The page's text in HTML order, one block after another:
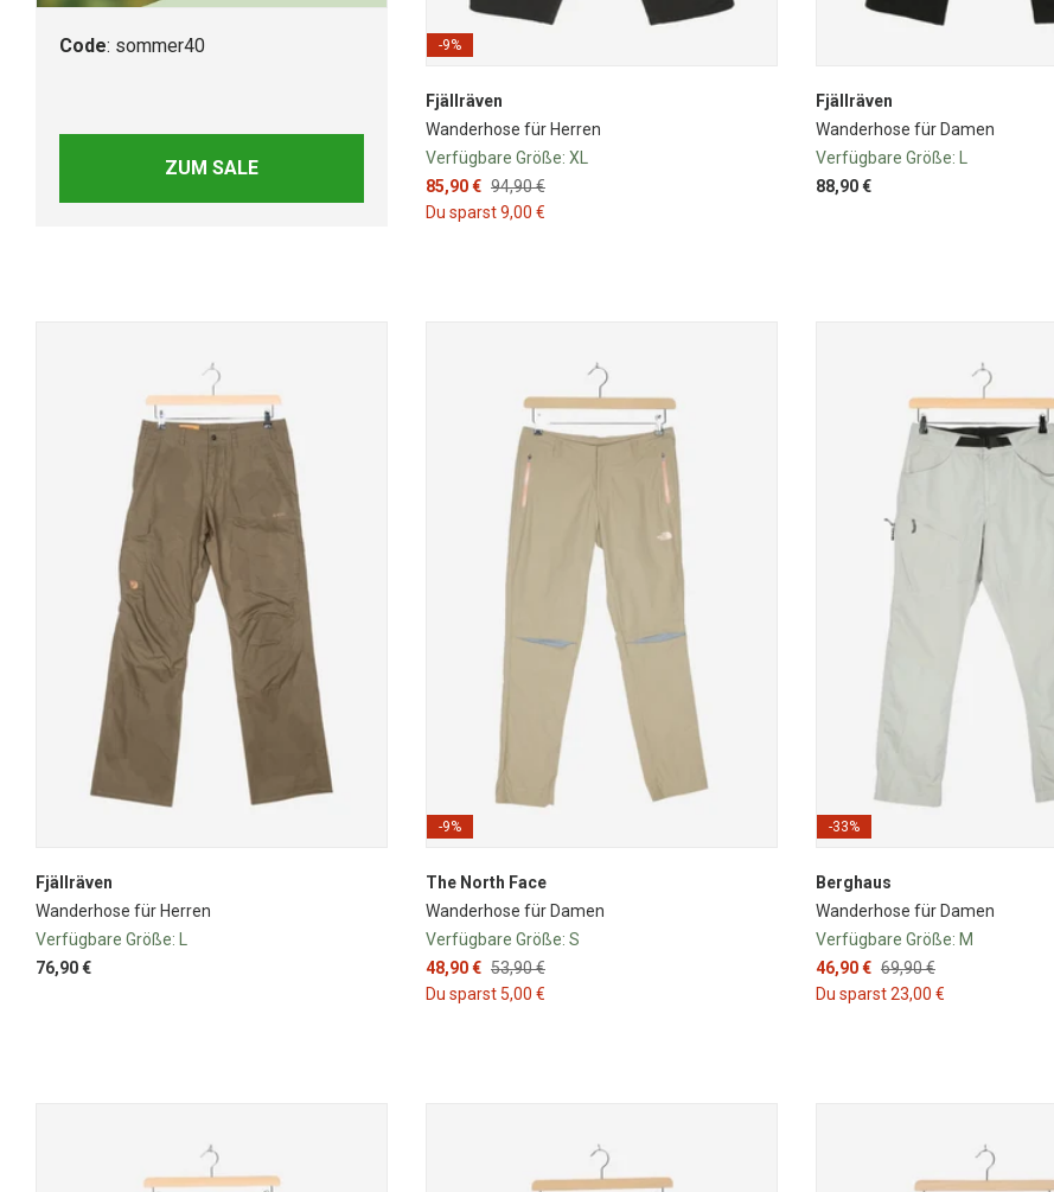
Code: sommer40
ZUM SALE
-9%
Fjällräven
Wanderhose für Herren
Verfügbare Größe: XL
85,90 € 94,90 €
Du sparst 9,00 €
Fjällräven
Wanderhose für Damen
Verfügbare Größe:
88,90 €
Fjällräven
Wanderhose für Herren
Verfügbare Größe: L
76,90 €
-9%
The North Face
Wanderhose für Damen
Verfügbare Größe: S
48,90 € 53,90 €
Du sparst 5,00 €
-33%
Berghaus
Wanderhose für Damen
Verfügbare Größe: M
46,90 € 69,90 €
Du sparst 23,00 €